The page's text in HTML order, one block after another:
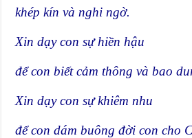
khép kín và nghi ngờ.
Xin dạy con sự hiền hậu
để con biết cảm thông và bao
Xin dạy con sự khiêm nhu
để con dám buông đời con cho